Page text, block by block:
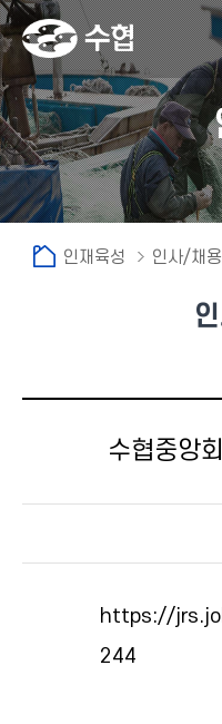
인재육성 인사/채
수협중앙
https://
244